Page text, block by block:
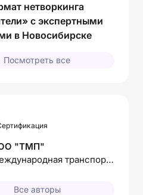
нетворкинга
с экспертными
в Новосибирске
Посмотреть все
"ТМП"
Международная транспортно-логистическая компания
Все авторы